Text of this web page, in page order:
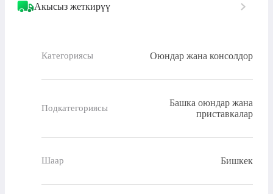
Акысыз жеткирүү
Категориясы Оюндар жана консолдор
Подкатегориясы
Башка оюндар жана
приставкалар
Шаар Бишкек